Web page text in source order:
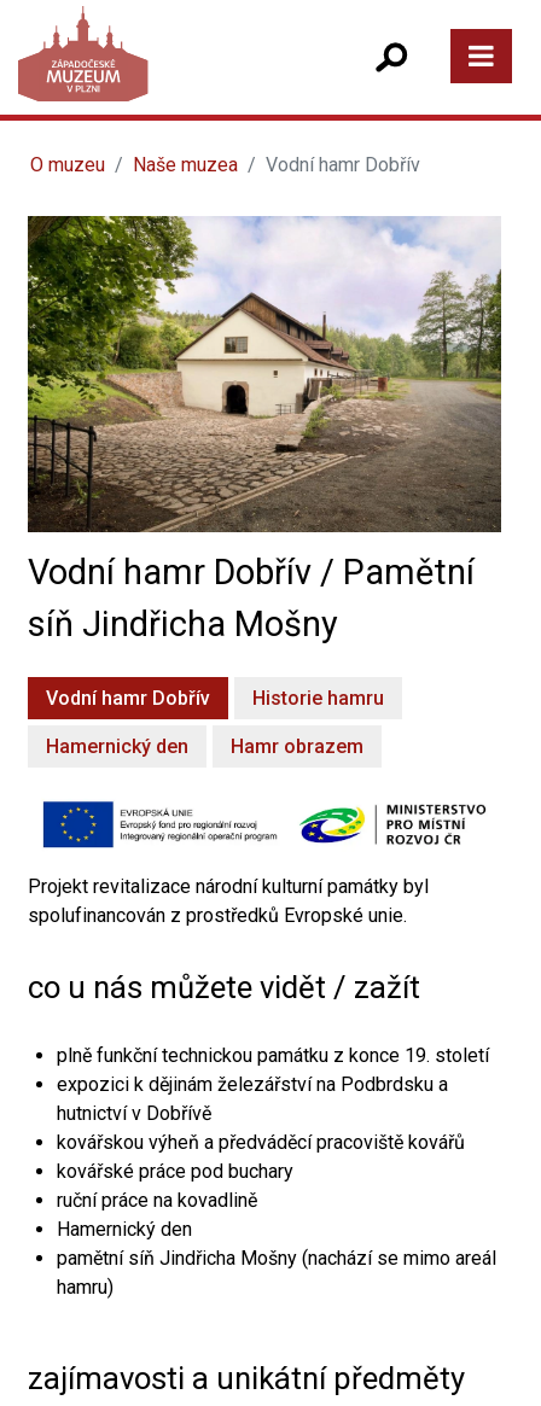
O muzeu Naše muzea Vodní hamr Dobřív
Vodní hamr Dobřív / Pamětní
síň Jindřicha Mošny
Vodní hamr Dobřív Historie hamru
Hamernický den Hamr obrazem
Projekt revitalizace národní kulturní památky byl
spolufinancován z prostředků Evropské unie.
co u nás můžete vidět / zažít
plně funkční technickou památku z konce 19. století
expozici k dějinám železářství na Podbrdsku a
hutnictví v Dobřívě
kovářskou výheň a předváděcí pracoviště kovářů
kovářské práce pod buchary
ruční práce na kovadlině
Hamernický den
pamětní síň Jindřicha Mošny (nachází se mimo areál
hamru)
zajímavosti a unikátní předměty